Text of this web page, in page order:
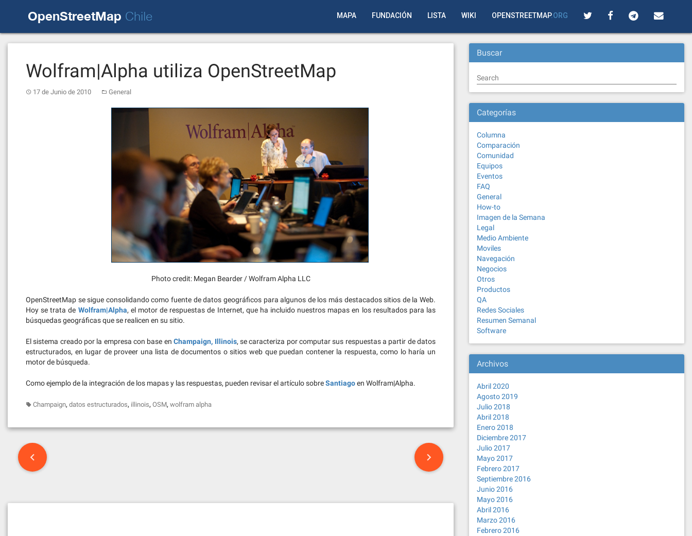
OpenStreetMap Chile MAPA FUNDACIÓN LISTA WIKI OPENSTREETMAP.ORG
Wolfram|Alpha utiliza OpenStreetMap
17 de Junio de 2010 General
Photo credit: Megan Bearder / Wolfram Alpha LLC
OpenStreetMap se sigue consolidando como fuente de datos geográficos para algunos de los más destacados sitios de la Web.
Hoy se trata de Wolfram|Alpha, el motor de respuestas de Internet, que ha incluido nuestros mapas en los resultados para las
búsquedas geográficas que se realicen en su sitio.
El sistema creado por la empresa con base enChampaign, Illinois, se caracteriza por computar sus respuestas a partir de datos
estructurados, en lugar de proveer una lista de documentos o sitios web que puedan contener la respuesta, como lo haría un
motor de búsqueda.
Como ejemplo de la integración de los mapas y las respuestas, pueden revisar el artículo sobreSantiagoen Wolfram|Alpha.
Champaign, datos estructurados, illinois, OSM, wolfram alpha
Post
navigation
Buscar
Search
Categorías
Columna
Comparación
Comunidad
Equipos
Eventos
FAQ
General
How-to
Imagen de la Semana
Legal
Medio Ambiente
Moviles
Navegación
Negocios
Otros
Productos
QA
Redes Sociales
Resumen Semanal
Software
Archivos
Abril 2020
Agosto 2019
Julio 2018
Abril 2018
Enero 2018
Diciembre 2017
Julio 2017
Mayo 2017
Febrero 2017
Septiembre 2016
Junio 2016
Mayo 2016
Abril 2016
Marzo 2016
Febrero 2016